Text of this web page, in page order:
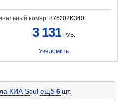
номер: 876202K340
3 131 РУБ.
Уведомить
КИА Soul ещё 6 шт.